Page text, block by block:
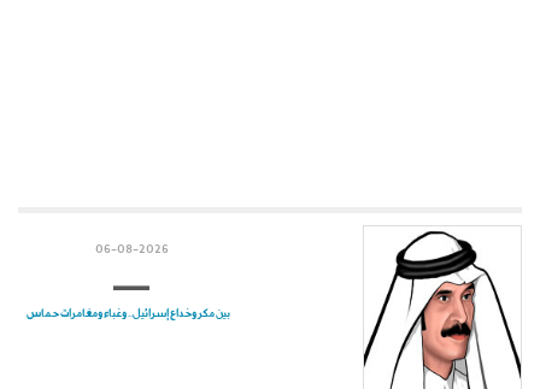
06-08-2026
بين مكر وخداع إسرائيل.. وغباء ومغامرات حماس